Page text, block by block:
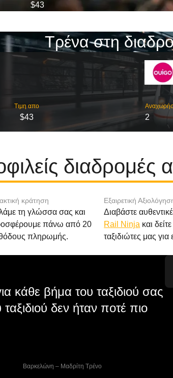
$43
Τρένα στη
Τιμη απο
$43 2
διαδρομές
κράτηση
τη γλώσσα σας και
πάνω από 20
πληρωμής.
Εξαιρετική
Διαβάστε
Rail Ninja και
ταξιδιώτες μας για
κάθε βήμα του ταξιδιού σας
δεν ήταν ποτέ πιο
Βαρκελώνη – Μαδρίτη Tρένο